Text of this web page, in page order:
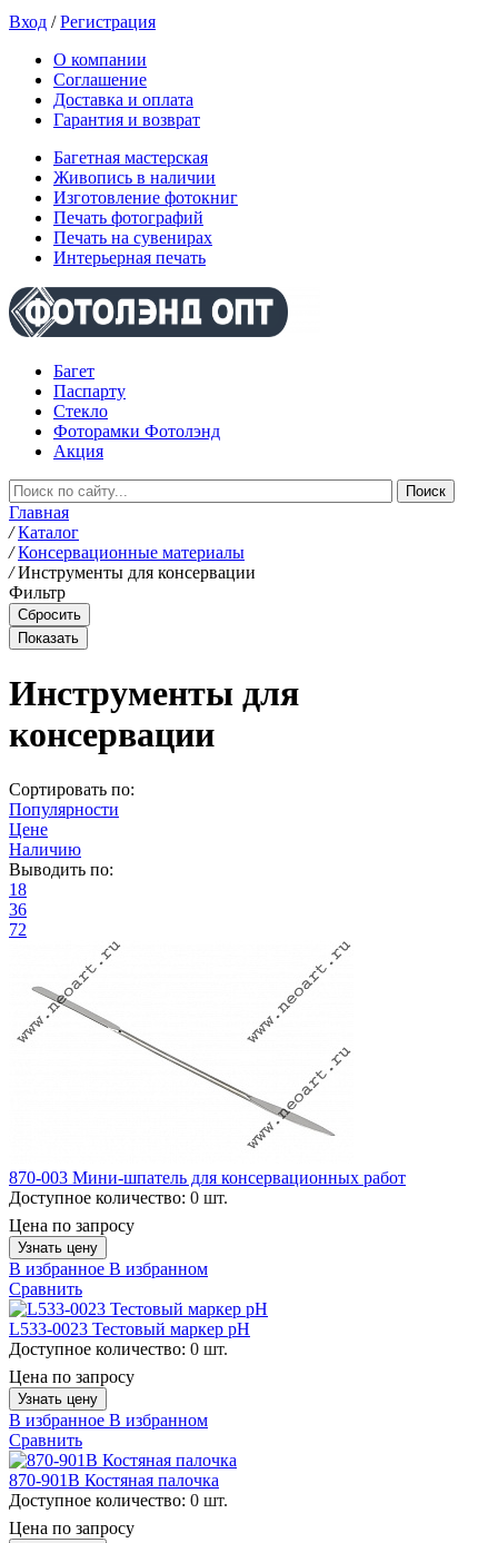
Вход /Регистрация
О компании
Соглашение
Доставка и оплата
Гарантия и возврат
Багетная мастерская
Живопись в наличии
Изготовление фотокниг
Печать фотографий
Печать на сувенирах
Интерьерная печать
Багет
Паспарту
Стекло
Фоторамки Фотолэнд
Акция
Главная
/ Каталог
/ Консервационные материалы
/ Инструменты для консервации
Фильтр
Инструменты для
консервации
Сортировать по:
Популярности
Цене
Наличию
Выводить по:
18
36
72
870-003 Мини-шпатель для консервационных работ
Доступное количество: 0 шт.
Цена по запросу
Узнать цену
В избранное В избранном
Сравнить
L533-0023 Тестовый маркер рН
Доступное количество: 0 шт.
Цена по запросу
Узнать цену
В избранное В избранном
Сравнить
870-901B Костяная палочка
Доступное количество: 0 шт.
Цена по запросу